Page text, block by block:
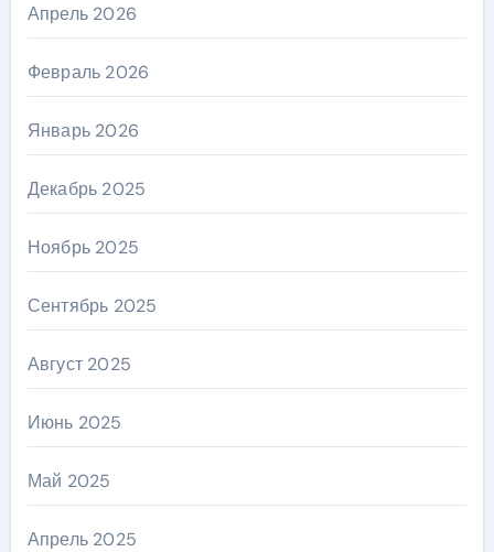
Апрель 2026
Февраль 2026
Январь 2026
Декабрь 2025
Ноябрь 2025
Сентябрь 2025
Август 2025
Июнь 2025
Май 2025
Апрель 2025